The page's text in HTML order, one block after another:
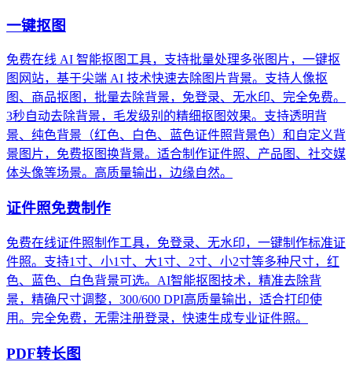
一键抠图
免费在线 AI 智能抠图工具，支持批量处理多张图片，一键抠
图网站，基于尖端 AI 技术快速去除图片背景。支持人像抠
图、商品抠图，批量去除背景，免登录、无水印、完全免费。
3秒自动去除背景，毛发级别的精细抠图效果。支持透明背
景、纯色背景（红色、白色、蓝色证件照背景色）和自定义背
景图片，免费抠图换背景。适合制作证件照、产品图、社交媒
体头像等场景。高质量输出，边缘自然。
证件照免费制作
免费在线证件照制作工具，免登录、无水印，一键制作标准证
件照。支持1寸、小1寸、大1寸、2寸、小2寸等多种尺寸，红
色、蓝色、白色背景可选。AI智能抠图技术，精准去除背
景，精确尺寸调整，300/600 DPI高质量输出，适合打印使
用。完全免费，无需注册登录，快速生成专业证件照。
PDF转长图